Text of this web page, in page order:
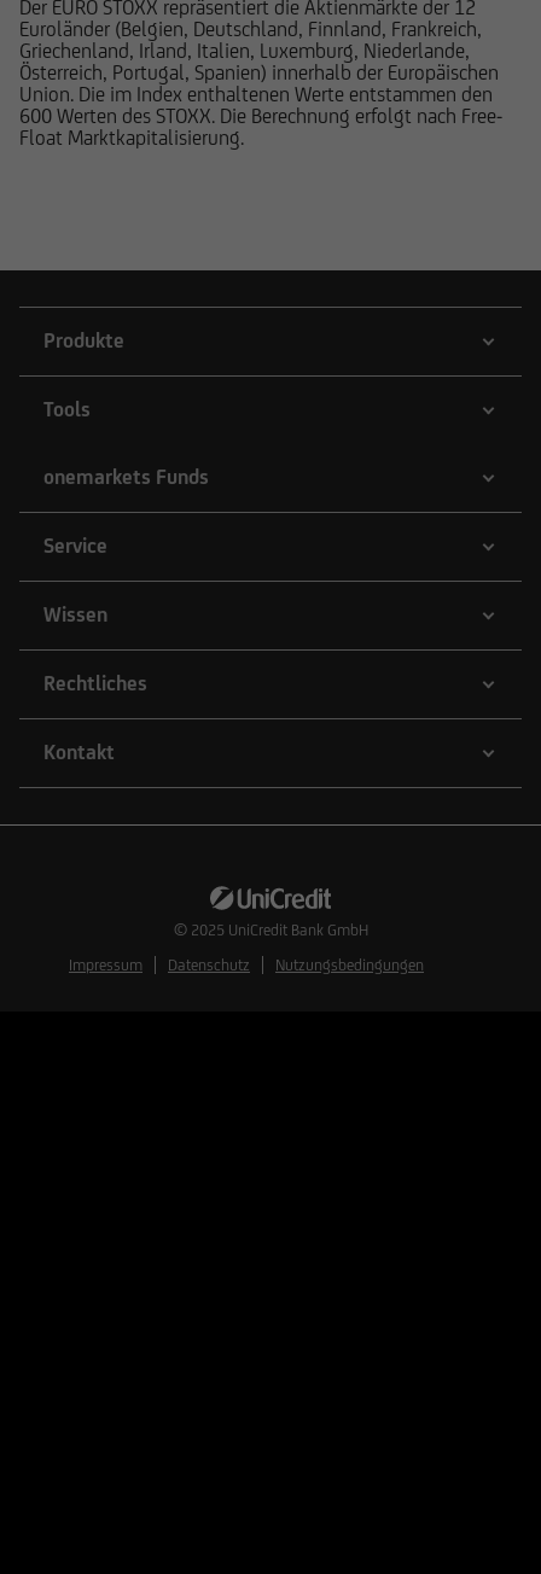
Der EURO STOXX repräsentiert die Aktienmärkte der 12
Euroländer (Belgien, Deutschland, Finnland, Frankreich,
Griechenland, Irland, Italien, Luxemburg, Niederlande,
Österreich, Portugal, Spanien) innerhalb der Europäischen
Union. Die im Index enthaltenen Werte entstammen den
600 Werten des STOXX. Die Berechnung erfolgt nach Free-
Float Marktkapitalisierung.
Produkte
Tools
onemarkets Funds
Service
Wissen
Rechtliches
Kontakt
© 2025 UniCredit Bank GmbH
Impressum
Datenschutz Nutzungsbedingungen